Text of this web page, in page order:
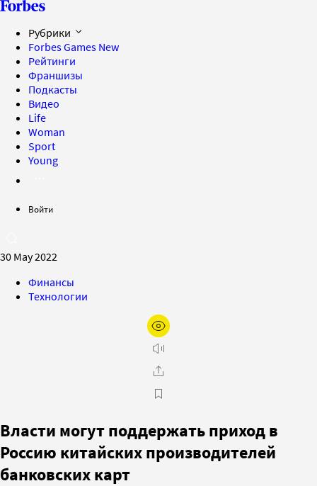
Рубрики
Forbes Games New
Рейтинги
Франшизы
Подкасты
Видео
Life
Woman
Sport
Young
Войти
30 May 2022
Финансы
Технологии
Власти могут поддержать приход в
Россию китайских производителей
банковских карт